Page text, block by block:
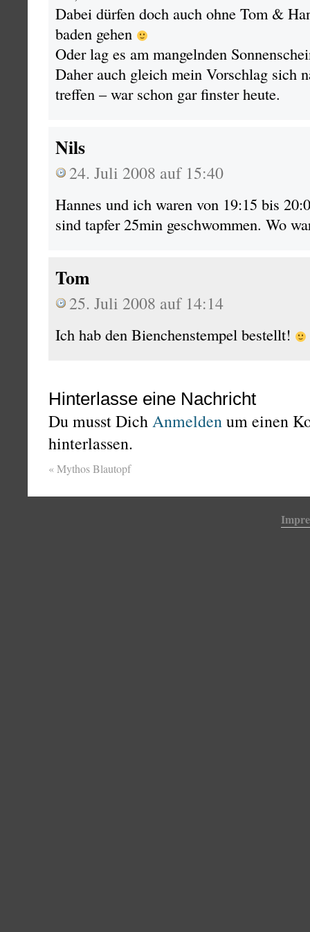
Dabei dürfen doch auch ohne Tom &
baden gehen
Oder lag es am mangelnden
Daher auch gleich mein Vorschlag sich
treffen – war schon gar finster heute.
Nils
24. Juli 2008 auf 15:40
Hannes und ich waren von 19:15 bis
sind tapfer 25min geschwommen. Wo
Tom
25. Juli 2008 auf 14:14
Ich hab den Bienchenstempel bestellt!
Hinterlasse eine Nachricht
Du musst DichAnmeldenum einen
hinterlassen.
«Mythos Blautopf